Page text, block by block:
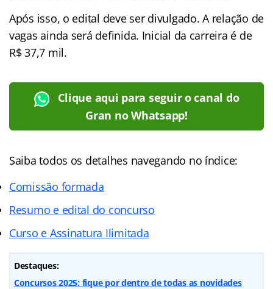
Após isso, o edital deve ser divulgado. A relação de
vagas ainda será definida. Inicial da carreira é de
R$ 37,7 mil.
Clique aqui para seguir o canal do
Gran no Whatsapp!
Saiba todos os detalhes navegando no índice:
Comissão formada
Resumo e edital do concurso
Curso e Assinatura Ilimitada
Destaques:
Concursos 2025: fique por dentro de todas as novidades